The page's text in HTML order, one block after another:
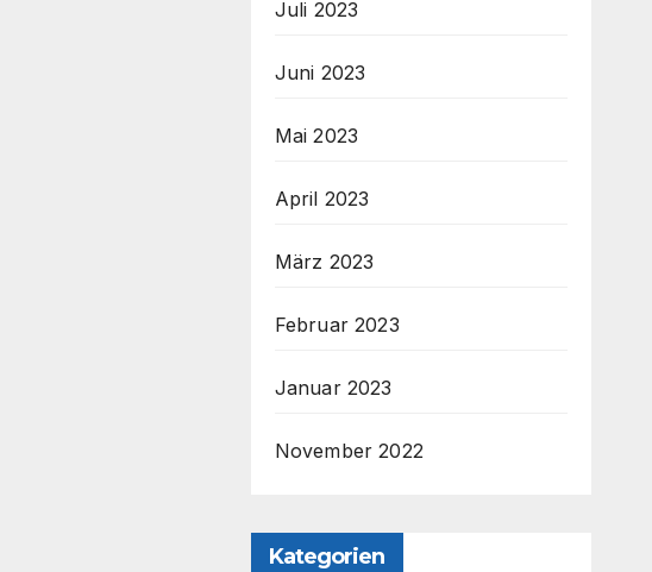
Juli 2023
Juni 2023
Mai 2023
April 2023
März 2023
Februar 2023
Januar 2023
November 2022
Kategorien